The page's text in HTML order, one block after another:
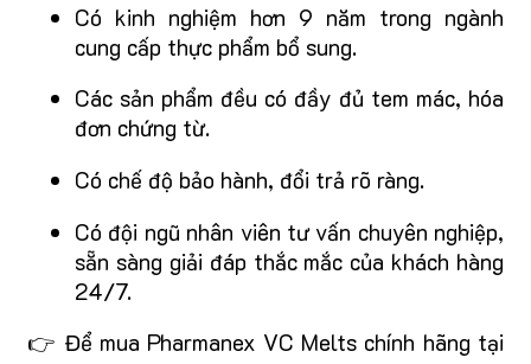
Có kinh nghiệm hơn 9 năm trong ngành
cung cấp thực phẩm bổ sung.
Các sản phẩm đều có đầy đủ tem mác, hóa
đơn chứng từ.
Có chế độ bảo hành, đổi trả rõ ràng.
Có đội ngũ nhân viên tư vấn chuyên nghiệp,
sẵn sàng giải đáp thắc mắc của khách hàng
24/7.
👉 Để mua Pharmanex VC Melts chính hãng tại